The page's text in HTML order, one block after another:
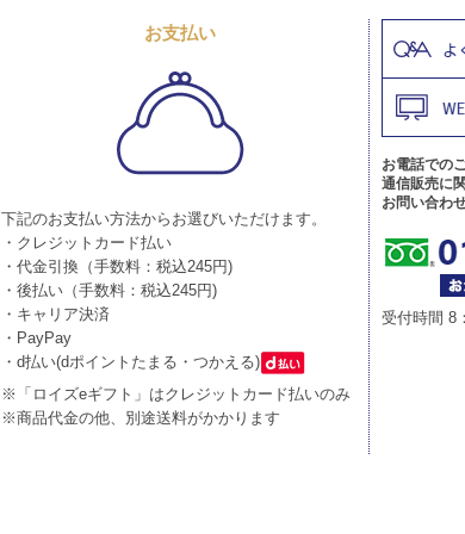
お支払い
下記のお支払い方法からお選びいただけます。
・クレジットカード払い
・代金引換（手数料：税込245円)
・後払い（手数料：税込245円)
・キャリア決済
・PayPay
・d払い(dポイントたまる・つかえる)
※「ロイズeギフト」はクレジットカード払いのみ
※商品代金の他、別途送料がかかります
お電話での
通信販売に
お問い合わ
受付時間 8